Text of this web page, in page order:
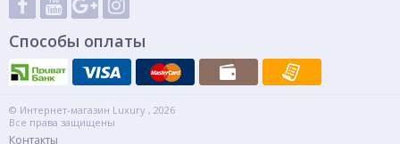
Способы оплаты
© Интернет-магазин Luxury , 2026
Все права защищены
Контакты